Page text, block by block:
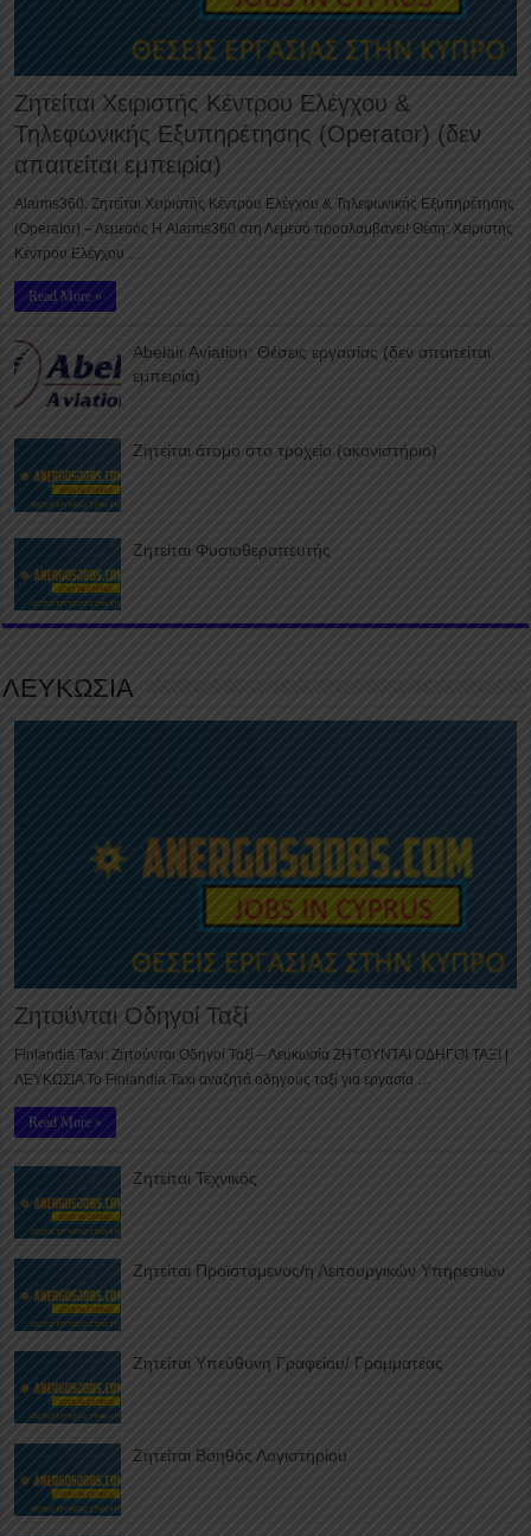
Ζητείται Χειριστής Κέντρου Ελέγχου &
Τηλεφωνικής Εξυπηρέτησης (Operator) (δεν
απαιτείται εμπειρία)
Alarms360: Ζητείται Χειριστής Κέντρου Ελέγχου & Τηλεφωνικής Εξυπηρέτησης
(Operator) – Λεμεσός Η Alarms360 στη Λεμεσό προσλαμβάνει! Θέση: Χειριστής
Κέντρου Ελέγχου …
Read More »
Abelair Aviation: Θέσεις εργασίας (δεν απαιτείται
εμπειρία)
Ζητείται άτομο στο τροχείο (ακονιστήριο)
Ζητείται Φυσιοθεραπευτής
ΛΕΥΚΩΣΙΑ
Ζητούνται Οδηγοί Ταξί
Finlandia Taxi: Ζητούνται Οδηγοί Ταξί – Λευκωσία ΖΗΤΟΥΝΤΑΙ ΟΔΗΓΟΙ ΤΑΞΙ |
ΛΕΥΚΩΣΙΑ Το Finlandia Taxi αναζητά οδηγούς ταξί για εργασία …
Read More »
Ζητείται Τεχνικός
Ζητείται Προϊστάμενος/η Λειτουργικών Υπηρεσιών
Ζητείται Υπεύθυνη Γραφείου/ Γραμματέας
Ζητείται Βοηθός Λογιστηρίου